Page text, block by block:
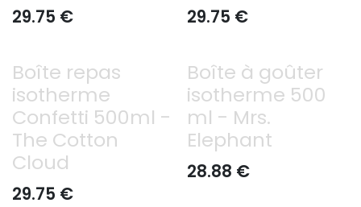
29.75 € 29.75 €
Boîte repas
isotherme
Confetti 500ml -
The Cotton
Cloud
29.75 €
Boîte à goûter
isotherme 500
ml - Mrs.
Elephant
28.88 €